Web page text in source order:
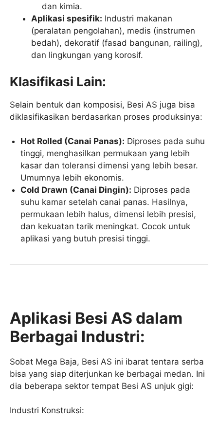
dan kimia.
Aplikasi spesifik: Industri makanan
(peralatan pengolahan), medis (instrumen
bedah), dekoratif (fasad bangunan, railing),
dan lingkungan yang korosif.
Klasifikasi Lain:
Selain bentuk dan komposisi, Besi AS juga bisa
diklasifikasikan berdasarkan proses produksinya:
Hot Rolled (Canai Panas): Diproses pada suhu
tinggi, menghasilkan permukaan yang lebih
kasar dan toleransi dimensi yang lebih besar.
Umumnya lebih ekonomis.
Cold Drawn (Canai Dingin): Diproses pada
suhu kamar setelah canai panas. Hasilnya,
permukaan lebih halus, dimensi lebih presisi,
dan kekuatan tarik meningkat. Cocok untuk
aplikasi yang butuh presisi tinggi.
Aplikasi Besi AS dalam
Berbagai Industri:
Sobat Mega Baja, Besi AS ini ibarat tentara serba
bisa yang siap diterjunkan ke berbagai medan. Ini
dia beberapa sektor tempat Besi AS unjuk gigi:
Industri Konstruksi: